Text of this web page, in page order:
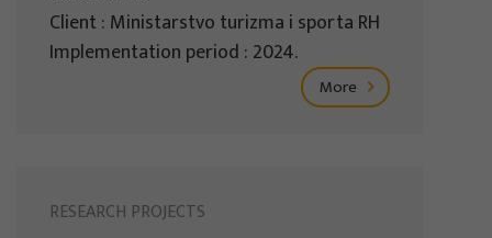
Client : Ministarstvo turizma i sporta RH
Implementation period : 2024.
More
RESEARCH PROJECTS